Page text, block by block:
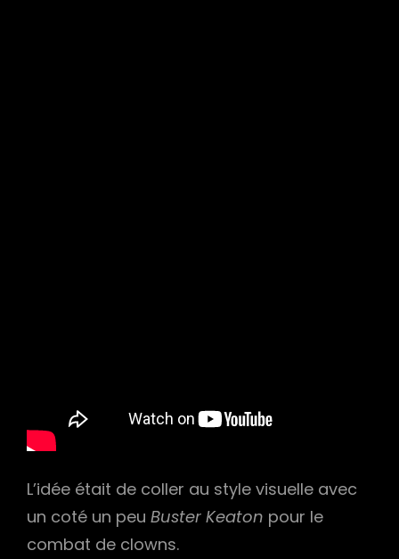
L’idée était de coller au style visuelle avec
un coté un peu Buster Keaton pour le
combat de clowns.